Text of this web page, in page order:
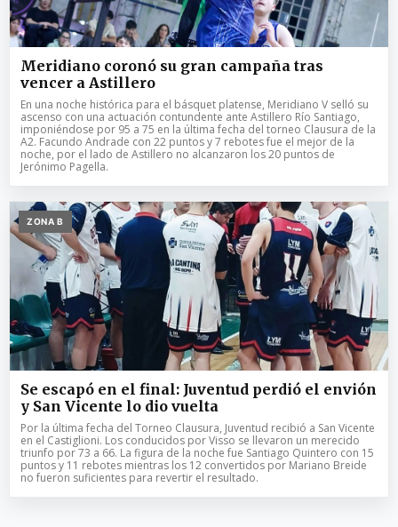
Meridiano coronó su gran campaña tras
vencer a Astillero
En una noche histórica para el básquet platense, Meridiano V selló su
ascenso con una actuación contundente ante Astillero Río Santiago,
imponiéndose por 95 a 75 en la última fecha del torneo Clausura de la
A2. Facundo Andrade con 22 puntos y 7 rebotes fue el mejor de la
noche, por el lado de Astillero no alcanzaron los 20 puntos de
Jerónimo Pagella.
ZONA B
Se escapó en el final: Juventud perdió el envión
y San Vicente lo dio vuelta
Por la última fecha del Torneo Clausura, Juventud recibió a San Vicente
en el Castiglioni. Los conducidos por Visso se llevaron un merecido
triunfo por 73 a 66. La figura de la noche fue Santiago Quintero con 15
puntos y 11 rebotes mientras los 12 convertidos por Mariano Breide
no fueron suficientes para revertir el resultado.